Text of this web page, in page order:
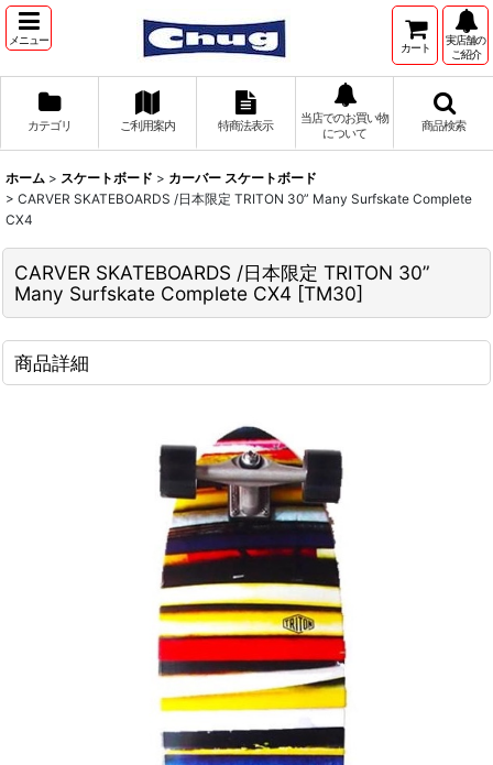
メニュー
カート
実店舗の
ご紹介
カテゴリ ご利用案内 特商法表示
当店でのお買い物
について
商品検索
ホーム > スケートボード > カーバー スケートボード
> CARVER SKATEBOARDS /日本限定 TRITON 30” Many Surfskate Complete
CX4
CARVER SKATEBOARDS /日本限定 TRITON 30”
Many Surfskate Complete CX4 [TM30]
商品詳細